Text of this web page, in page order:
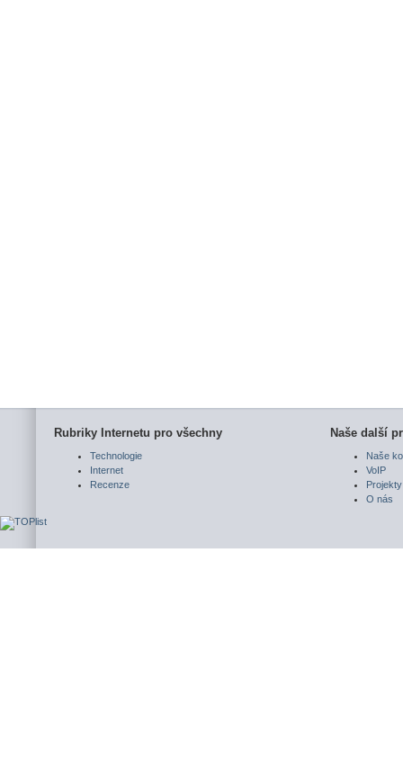
Rubriky Internetu pro všechny
Technologie
Internet
Recenze
Naše další
Naše
VoIP
Projekty
O nás